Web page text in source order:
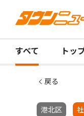
すべて トッ
戻る
港北区